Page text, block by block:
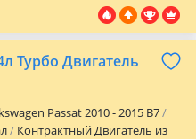
в другие регионы РК; Для
предоставляем фото видео
проверки 30 дней;
Nomad Avto!
Турбо Двигатель
Passat 2010 - 2015 B7
Контрактный Двигатель из